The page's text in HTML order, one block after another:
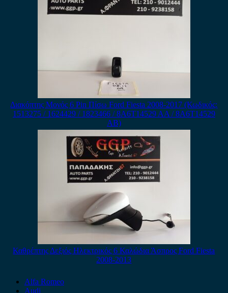
Διακόπτης Μονός 6 Pin Πίσω Ford Fiesta 2008-2017 (Κωδικός:
1513275 / 1624429 / 1823466 / 8A6T14529 AA / 8A6T14529
AB)
Καθρέπτης Δεξιός Ηλεκτρικός 6 Καλώδια Άσπρος Ford Fiesta
2008-2013
Alfa Romeo
Audi